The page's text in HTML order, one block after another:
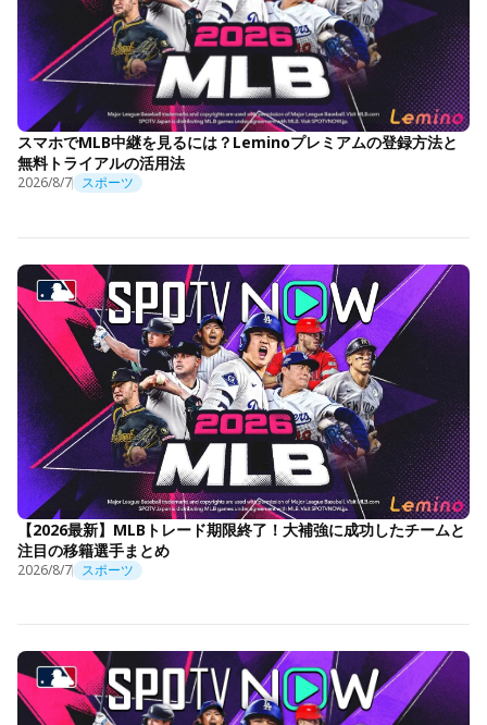
スマホでMLB中継を見るには？Leminoプレミアムの登録方法と
無料トライアルの活用法
2026/8/7 スポーツ
【2026最新】MLBトレード期限終了！大補強に成功したチームと
注目の移籍選手まとめ
2026/8/7 スポーツ